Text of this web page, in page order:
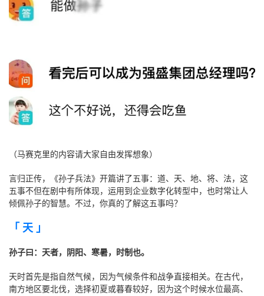
（马赛克里的内容请大家自由发挥想象）
言归正传，《孙子兵法》开篇讲了五事：道、天、地、将、法，这
五事不但在剧中有所体现，运用到企业数字化转型中，也时常让人
倾佩孙子的智慧。不过，你真的了解这五事吗？
「 天 」
孙子曰：天者，阴阳、寒暑，时制也。
天时首先是指自然气候，因为气候条件和战争直接相关。在古代，
南方地区要北伐，选择初夏或暮春较好，因为这个时候水位最高、